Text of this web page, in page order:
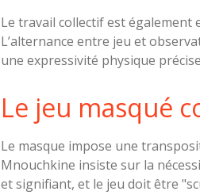
Le travail collectif est également
L’alternance entre jeu et
une expressivité physique
Le jeu masqué
Le masque impose une
Mnouchkine insiste sur la
et signifiant, et le jeu doit être